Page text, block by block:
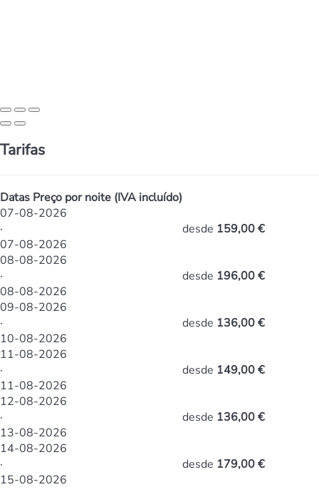
Tarifas
Datas Preço por noite (IVA incluído)
07-08-2026
·
07-08-2026
desde 159,00 €
08-08-2026
·
08-08-2026
desde 196,00 €
09-08-2026
·
10-08-2026
desde 136,00 €
11-08-2026
·
11-08-2026
desde 149,00 €
12-08-2026
·
13-08-2026
desde 136,00 €
14-08-2026
·
15-08-2026
desde 179,00 €